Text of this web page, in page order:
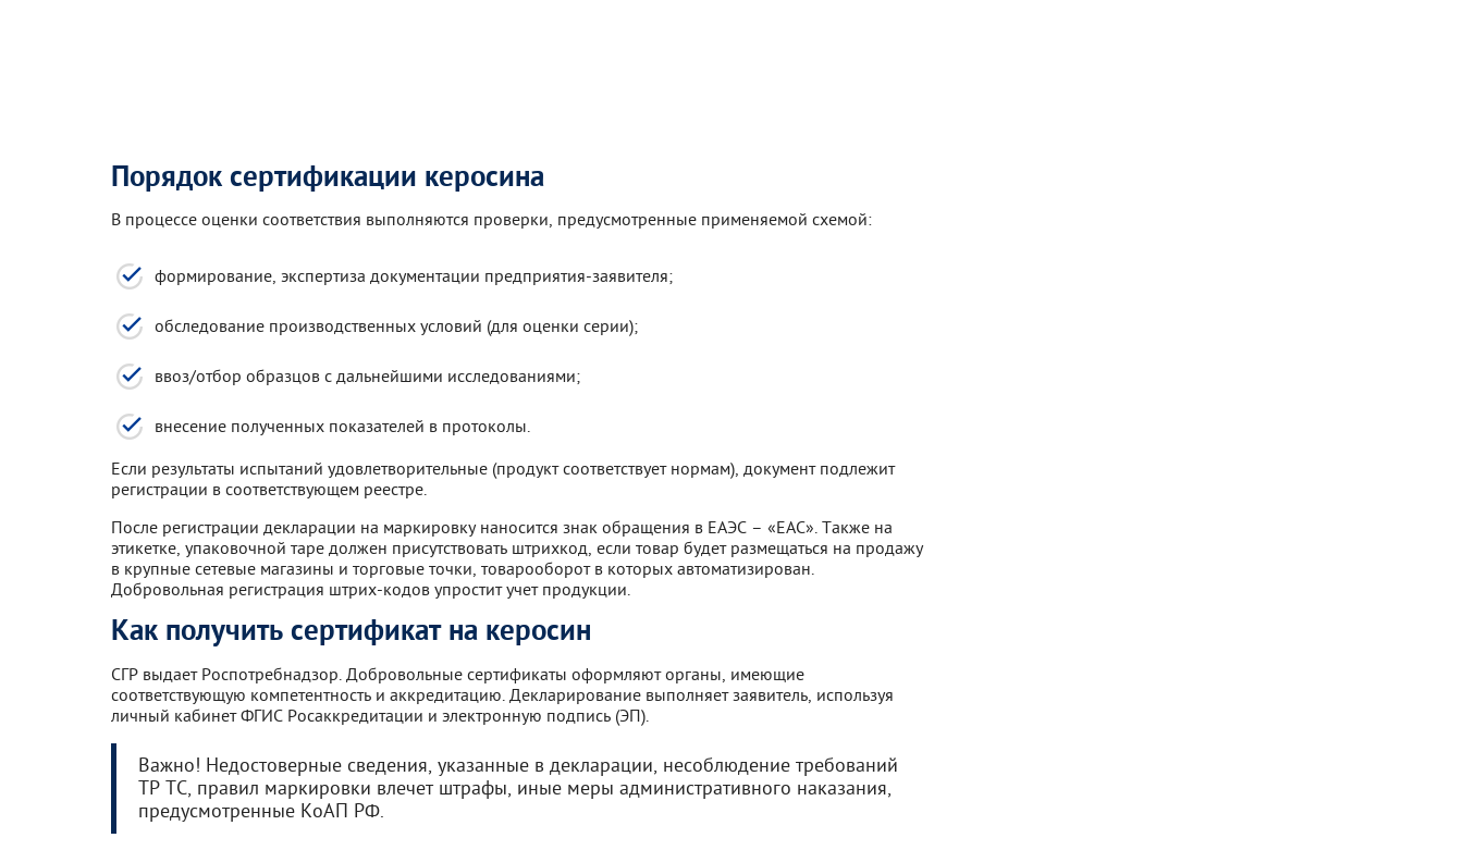
Порядок сертификации керосина
В процессе оценки соответствия выполняются проверки, предусмотренные применяемой схемой:
формирование, экспертиза документации предприятия-заявителя;
обследование производственных условий (для оценки серии);
ввоз/отбор образцов с дальнейшими исследованиями;
внесение полученных показателей в протоколы.
Если результаты испытаний удовлетворительные (продукт соответствует нормам), документ подлежит
регистрации в соответствующем реестре.
После регистрации декларации на маркировку наносится знак обращения в ЕАЭС – «ЕАС». Также на
этикетке, упаковочной таре должен присутствовать штрихкод, если товар будет размещаться на продажу
в крупные сетевые магазины и торговые точки, товарооборот в которых автоматизирован.
Добровольная регистрация штрих-кодов упростит учет продукции.
Как получить сертификат на керосин
СГР выдает Роспотребнадзор. Добровольные сертификаты оформляют органы, имеющие
соответствующую компетентность и аккредитацию. Декларирование выполняет заявитель, используя
личный кабинет ФГИС Росаккредитации и электронную подпись (ЭП).
Важно! Недостоверные сведения, указанные в декларации, несоблюдение требований
ТР ТС, правил маркировки влечет штрафы, иные меры административного наказания,
предусмотренные КоАП РФ.